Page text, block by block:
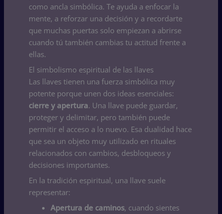
como ancla simbólica. Te ayuda a enfocar la
mente, a reforzar una decisión y a recordarte
que muchas puertas solo empiezan a abrirse
cuando tú también cambias tu actitud frente a
ellas.
El simbolismo espiritual de las llaves
Las llaves tienen una fuerza simbólica muy
potente porque unen dos ideas esenciales:
cierre y apertura. Una llave puede guardar,
proteger y delimitar, pero también puede
permitir el acceso a lo nuevo. Esa dualidad hace
que sea un objeto muy utilizado en rituales
relacionados con cambios, desbloqueos y
decisiones importantes.
En la tradición espiritual, una llave suele
representar:
Apertura de caminos, cuando sientes